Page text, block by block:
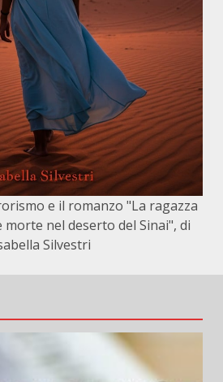
e il romanzo "La ragazza
nel deserto del Sinai", di
Silvestri